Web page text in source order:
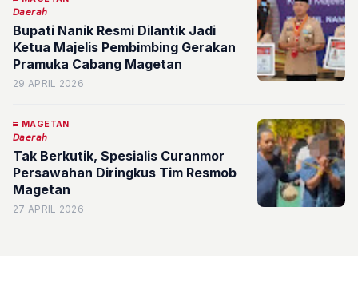
𝘋𝘢𝘦𝘳𝘢𝘩
Bupati Nanik Resmi Dilantik Jadi
Ketua Majelis Pembimbing Gerakan
Pramuka Cabang Magetan
29 APRIL 2026
MAGETAN
𝘋𝘢𝘦𝘳𝘢𝘩
Tak Berkutik, Spesialis Curanmor
Persawahan Diringkus Tim Resmob
Magetan
27 APRIL 2026